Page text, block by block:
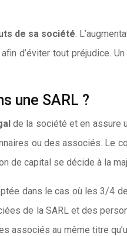
de sa société.
d’éviter tout préjudice.
une SARL ?
de la société et en assure
ou des associés. Le
de capital se décide à la
dans le cas où les 3/4
de la SARL et des
associés au même titre